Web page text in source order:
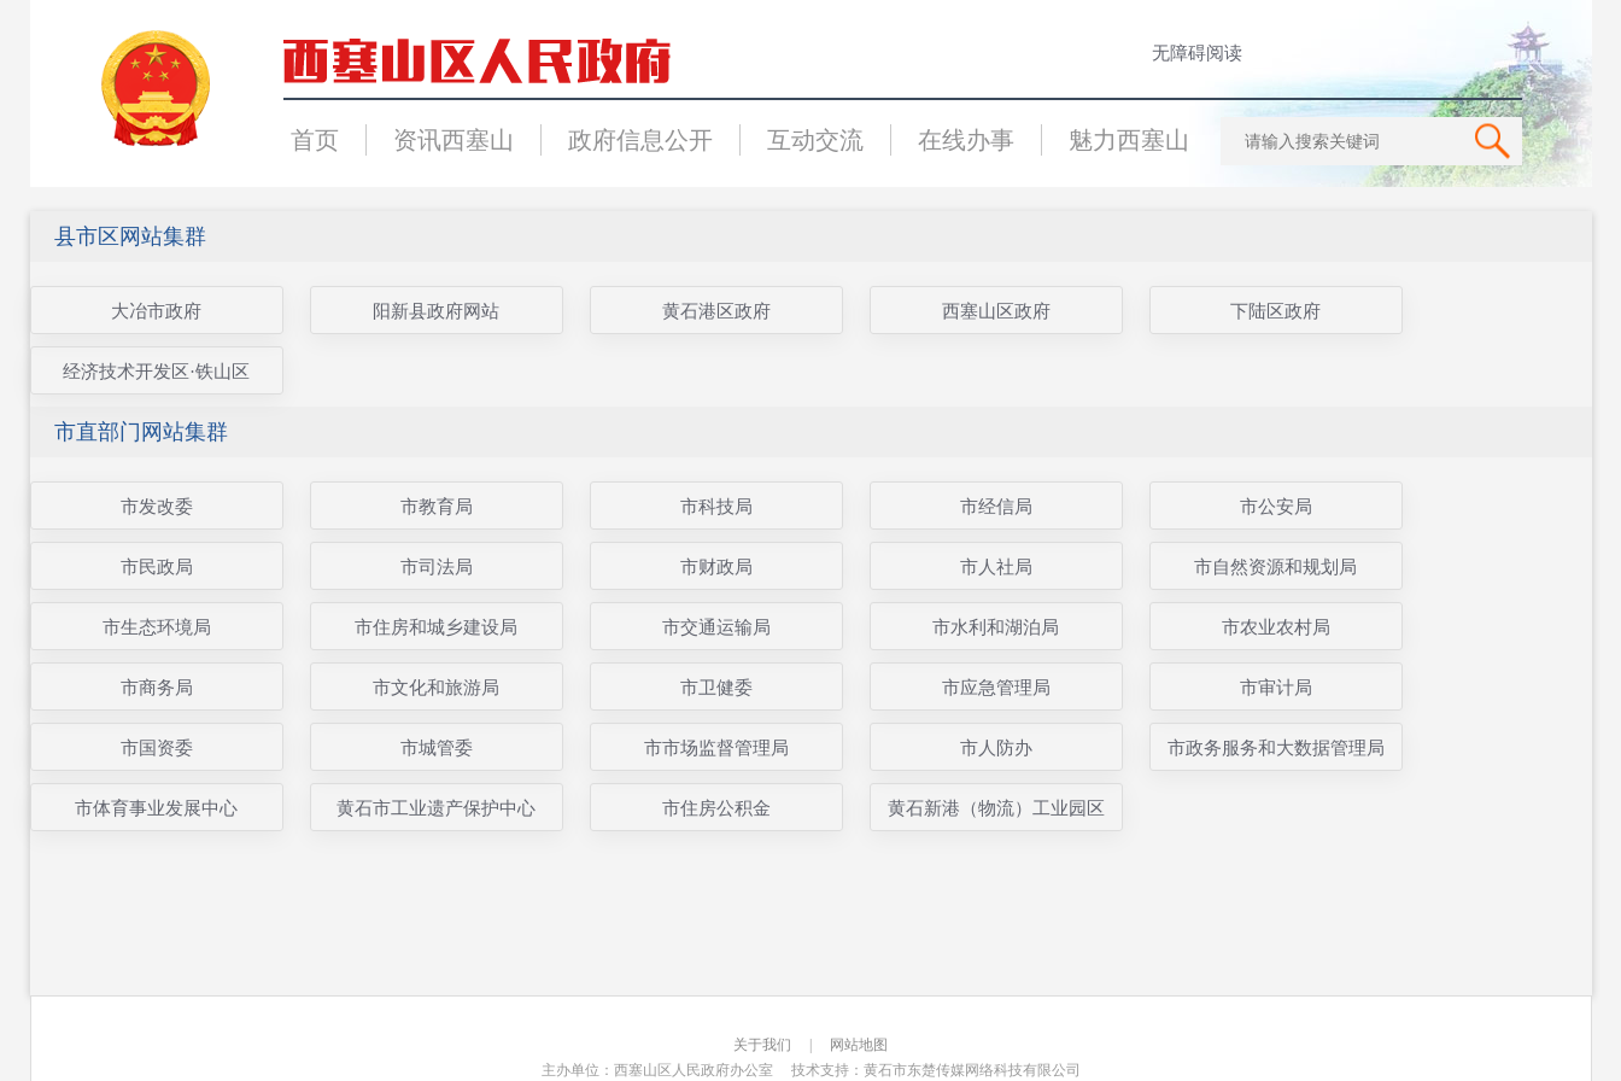
无障碍阅读
首页 资讯西塞山 政府信息公开 互动交流 在线办事 魅力西塞山
县市区网站集群
大冶市政府 阳新县政府网站 黄石港区政府 西塞山区政府 下陆区政府
经济技术开发区·铁山区
市直部门网站集群
市发改委 市教育局 市科技局 市经信局 市公安局
市民政局 市司法局 市财政局 市人社局 市自然资源和规划局
市生态环境局 市住房和城乡建设局 市交通运输局 市水利和湖泊局 市农业农村局
市商务局 市文化和旅游局 市卫健委 市应急管理局 市审计局
市国资委 市城管委 市市场监督管理局 市人防办 市政务服务和大数据管理局
市体育事业发展中心 黄石市工业遗产保护中心 市住房公积金 黄石新港（物流）工业园区
关于我们
网站地图
主办单位：西塞山区人民政府办公室 技术支持：黄石市东楚传媒网络科技有限公司